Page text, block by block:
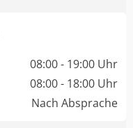
08:00 - 19:00 Uhr
08:00 - 18:00 Uhr
Nach Absprache